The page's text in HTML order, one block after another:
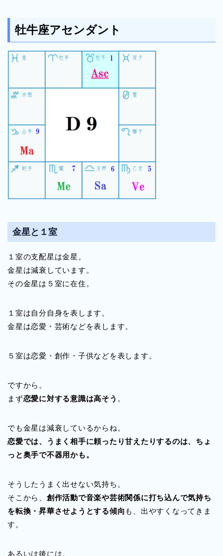
牡牛座アセンダント
金星と１室
１室の支配星は金星。
金星は減衰しています。
その金星は５室に在住。
１室は自分自身を表します。
金星は恋愛・芸術などを表します。
５室は恋愛・創作・子供などを表します。
ですから。
まず恋愛に対する意識は高そう 。
でも金星は減衰しているからね。
恋愛では、うまく相手に頼ったり甘えたりするのは、ちょ
っと奥手で不器用かも。
そうしたうまく出せない気持ち。
そこから、 創作活動で音楽や芸術関係に打ち込んで気持ち
を転換・昇華させようとする傾向も、出やすくなってきま
す。
あるいは後には。